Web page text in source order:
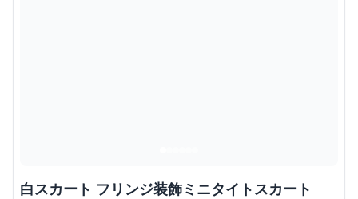
白スカート フリンジ装飾ミニタイトスカート